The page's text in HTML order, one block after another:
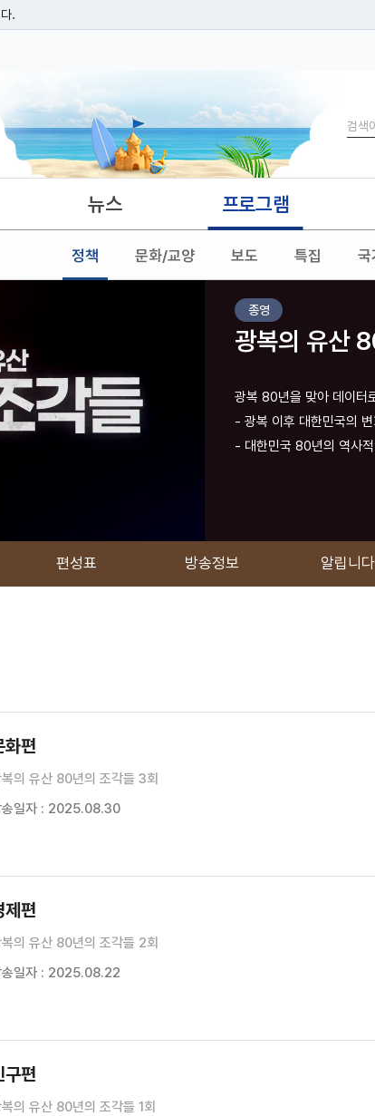
.
있다면 아래 URL에서 도메인 주소를 확인해 보세요
검
뉴스 프로그램
정책 문화/교양 보도 특집 국
종영
광복의 유산
광복 80년을 맞아 데이터
- 광복 이후 대한민국의
- 대한민국 80년의 역사
편성표 방송정보 알립니다
화편
의 유산 80년의 조각들 3회
송일자 : 2025.08.30
제편
의 유산 80년의 조각들 2회
송일자 : 2025.08.22
구편
의 유산 80년의 조각들 1회